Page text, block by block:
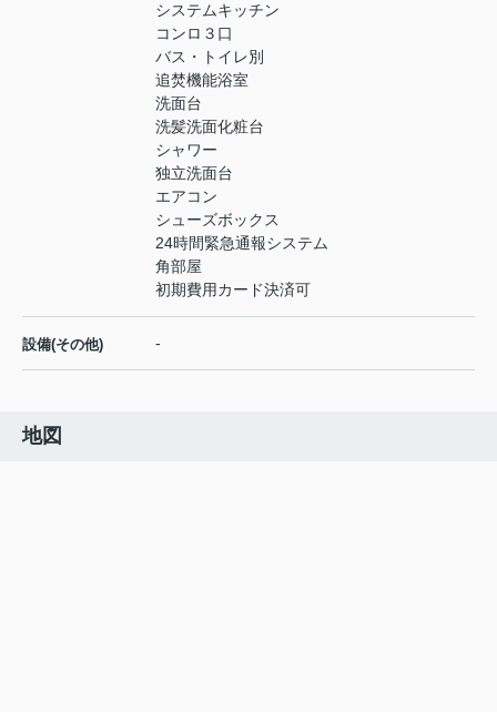
システムキッチン
コンロ３口
バス・トイレ別
追焚機能浴室
洗面台
洗髪洗面化粧台
シャワー
独立洗面台
エアコン
シューズボックス
24時間緊急通報システム
角部屋
初期費用カード決済可
設備(その他) -
地図